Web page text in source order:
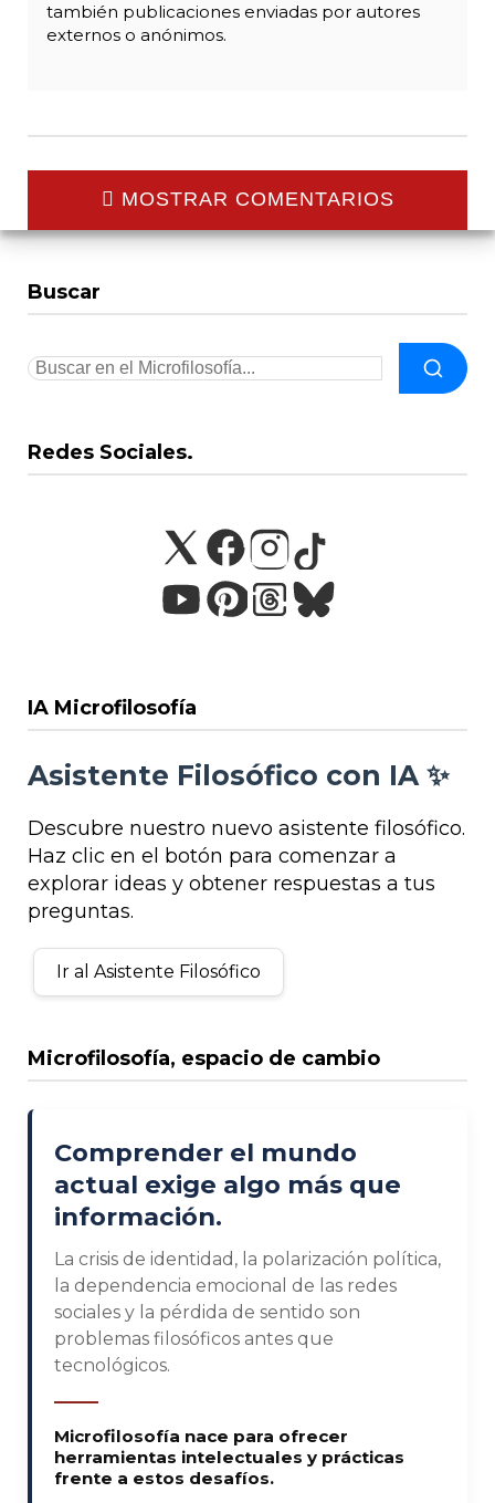
también publicaciones enviadas por autores
externos o anónimos.
MOSTRAR COMENTARIOS
Buscar
Redes Sociales.
IA Microfilosofía
Asistente Filosófico con IA ✨
Descubre nuestro nuevo asistente filosófico.
Haz clic en el botón para comenzar a
explorar ideas y obtener respuestas a tus
preguntas.
Ir al Asistente Filosófico
Microfilosofía, espacio de cambio
Comprender el mundo
actual exige algo más que
información.
La crisis de identidad, la polarización política,
la dependencia emocional de las redes
sociales y la pérdida de sentido son
problemas filosóficos antes que
tecnológicos.
Microfilosofía nace para ofrecer
herramientas intelectuales y prácticas
frente a estos desafíos.